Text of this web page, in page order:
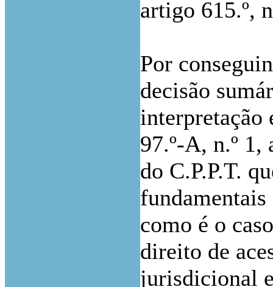
artigo 615.º,
Por
decisão
interpretação
97.º-A, n.º 1,
do C.P.P.T.
como é o
direito de
jurisdicional